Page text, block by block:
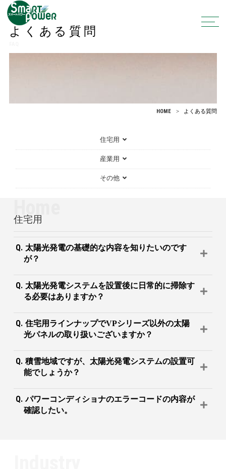
よくある質問
HOME よくある質問
住宅用
産業用
その他
住宅用
太陽光発電の基礎的な内容を知りたいのです
が？
太陽光発電システムを設置後に日常的に掃除す
る必要はありますか？
住宅用ラインナップでVPシリーズ以外の太陽
光パネルの取り扱いございますか？
積雪地域ですが、太陽光発電システムの設置可
能でしょうか？
パワーコンディショナのエラーコードの内容が
確認したい。